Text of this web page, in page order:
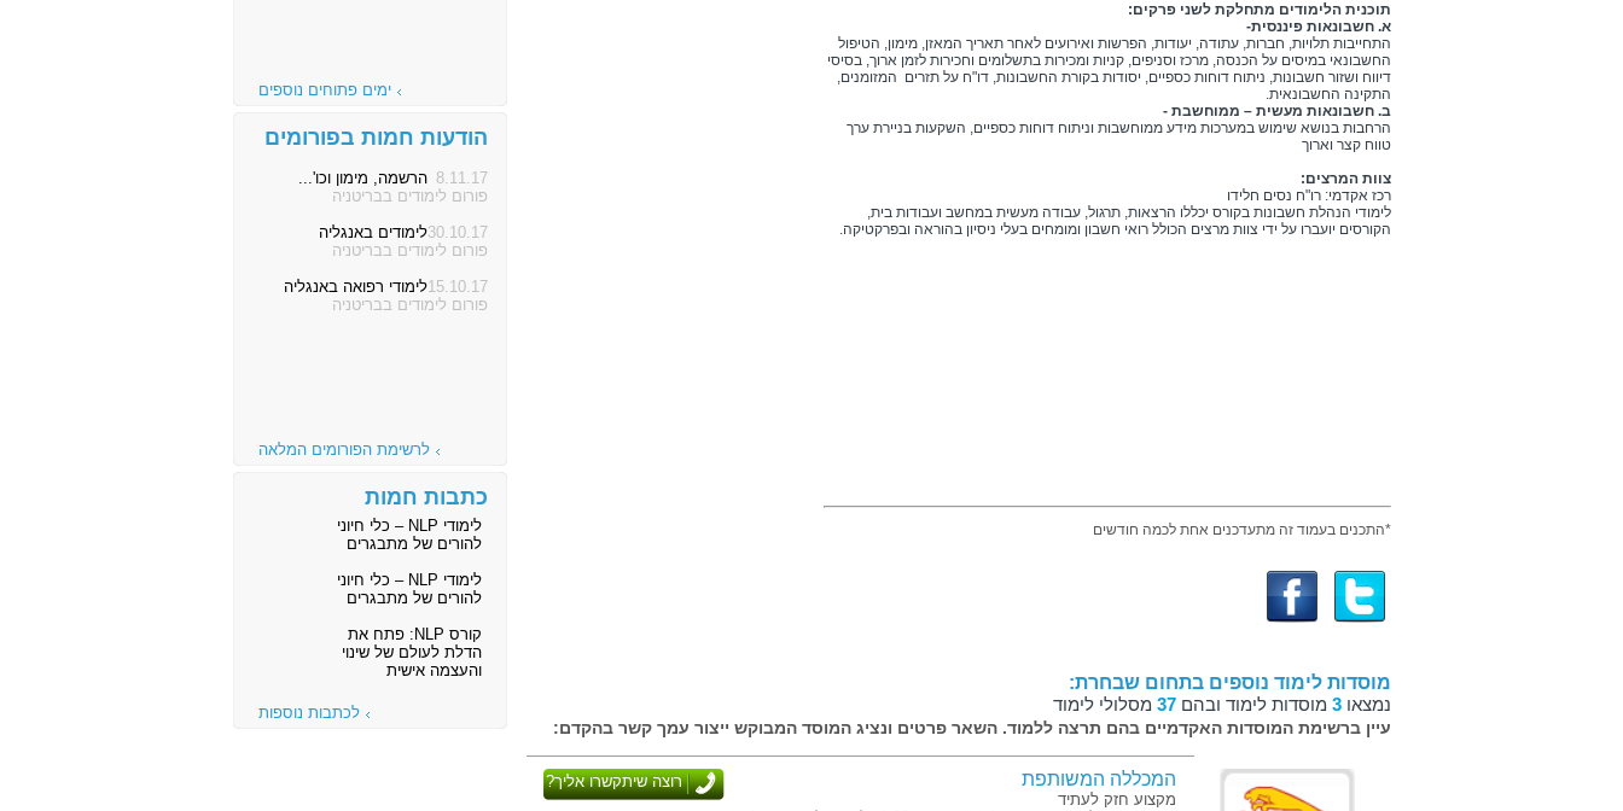
תוכנית הלימודים מתחלקת לשני פרקים:
א. חשבונאות פיננסית-
התחייבות תלויות, חברות, עתודה, יעודות, הפרשות ואירועים לאחר תאריך המאזן, מימון, הטיפול
החשבונאי במיסים על הכנסה, מרכז וסניפים, קניות ומכירות בתשלומים וחכירות לזמן ארוך, בסיסי
דיווח ושזור חשבונות, ניתוח דוחות כספיים, יסודות בקורת החשבונות, דו"ח על תזרים המזומנים,
התקינה החשבונאית.
ב. חשבונאות מעשית – ממוחשבת -
הרחבות בנושא שימוש במערכות מידע ממוחשבות וניתוח דוחות כספיים, השקעות בניירת ערך
טווח קצר וארוך
צוות המרצים:
רכז אקדמי: רו"ח נסים חלידו
לימודי הנהלת חשבונות בקורס יכללו הרצאות, תרגול, עבודה מעשית במחשב ועבודות בית,
הקורסים יועברו על ידי צוות מרצים הכולל רואי חשבון ומומחים בעלי ניסיון בהוראה ובפרקטיקה.
*התכנים בעמוד זה מתעדכנים אחת לכמה חודשים
מוסדות לימוד נוספים בתחום שבחרת:
נמצאו 3 מוסדות לימוד ובהם 37 מסלולי לימוד
עיין ברשימת המוסדות האקדמיים בהם תרצה ללמוד. השאר פרטים ונציג המוסד המבוקש ייצור עמך קשר בהקדם:
המכללה המשותפת
מקצוע חזק לעתיד
רוצה שיתקשרו אליך?
ימים פתוחים נוספים
הודעות חמות בפורומים
8.11.17 הרשמה, מימון וכו'...
פורום לימודים בבריטניה
30.10.17לימודים באנגליה
פורום לימודים בבריטניה
15.10.17לימודי רפואה באנגליה
פורום לימודים בבריטניה
לרשימת הפורומים המלאה
כתבות חמות
לימודי NLP – כלי חיוני
להורים של מתבגרים
לימודי NLP – כלי חיוני
להורים של מתבגרים
קורס NLP: פתח את
הדלת לעולם של שינוי
והעצמה אישית
לכתבות נוספות